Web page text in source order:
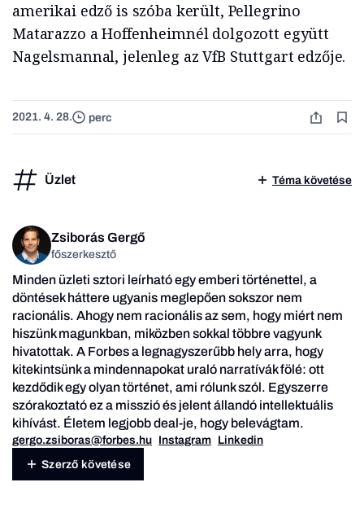
amerikai edző is szóba került, Pellegrino
Matarazzo a Hoffenheimnél dolgozott együtt
Nagelsmannal, jelenleg az VfB Stuttgart edzője.
2021. 4. 28. perc
Üzlet Téma követése
Zsiborás Gergő
főszerkesztő
Minden üzleti sztori leírható egy emberi történettel, a
döntések háttere ugyanis meglepően sokszor nem
racionális. Ahogy nem racionális az sem, hogy miért nem
hiszünk magunkban, miközben sokkal többre vagyunk
hivatottak. A Forbes a legnagyszerűbb hely arra, hogy
kitekintsünk a mindennapokat uraló narratívák fölé: ott
kezdődik egy olyan történet, ami rólunk szól. Egyszerre
szórakoztató ez a misszió és jelent állandó intellektuális
kihívást. Életem legjobb deal-je, hogy belevágtam.
gergo.zsiboras@forbes.hu Instagram Linkedin
Szerző követése